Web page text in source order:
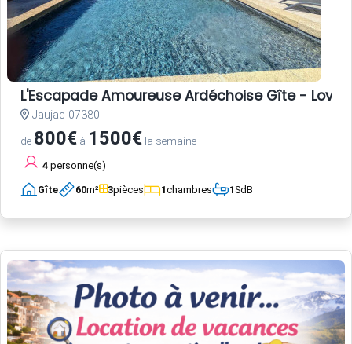
L'Escapade Amoureuse Ardéchoise Gîte -
Jaujac 07380
de 800€ à 1500€ la semaine
4 personne(s)
Gîte 60m² 3pièces 1chambres 1SdB